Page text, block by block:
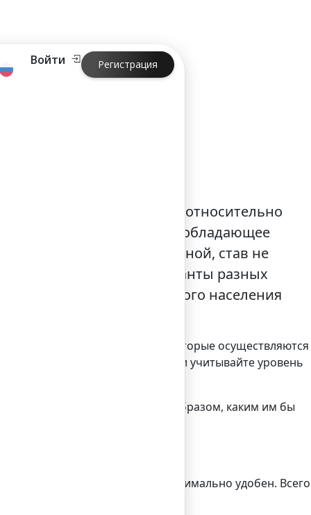
Войти Регистрация
из семи отдельных, относительно
в начале 1970-х годов и обладающее
к интеллектуальной, став не
ей в этом иммигранты разных
более чем 9-миллионного населения
банковских операций, которые осуществляются
законодательные акты и учитывайте уровень
деловые отношения таким образом, каким им бы
способов работы будет максимально удобен. Всего